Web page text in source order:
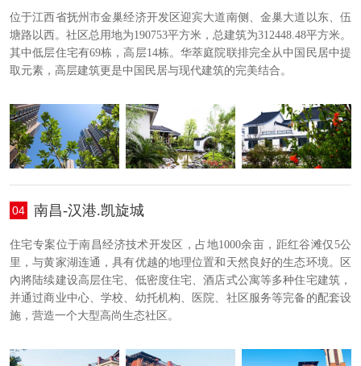
位于江西省抚州市金巢经济开发区迎宾大道南侧、金巢大道以东、伍
塘路以西。社区总用地为190753平方米，总建筑为312448.48平方米。
其中低层住宅有69栋，高层14栋。华萃庭院联排完全从中国民居中提
取元素，高层建筑更是中国民居与现代建筑的完美结合。
04 南昌-汉港.凯旋城
住宅专案位于南昌经济技术开发区，占地1000余亩，距红谷滩仅5公
里，与黄家湖连通，具有优越的地理位置和天然良好的生态环境。区
內將陆续建设高层住宅、低密度住宅、酒店式公寓等多种住宅建筑，
并通过商业中心、学校、幼托机构、医院、社区服务等完备的配套设
施，营造一个大型高尚生态社区。